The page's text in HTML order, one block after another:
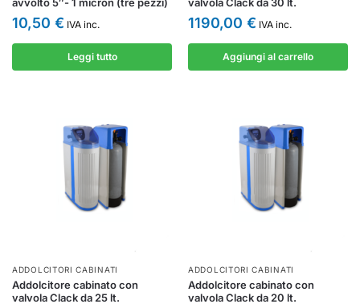
10,50 € IVA inc.
Leggi tutto
1190,00 € IVA inc.
Aggiungi al carrello
ADDOLCITORI CABINATI
Addolcitore cabinato con
valvola Clack da 25 lt.
ADDOLCITORI CABINATI
Addolcitore cabinato con
valvola Clack da 20 lt.